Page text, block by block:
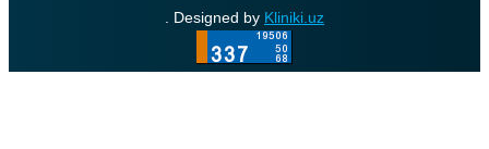
. Designed by Kliniki.uz